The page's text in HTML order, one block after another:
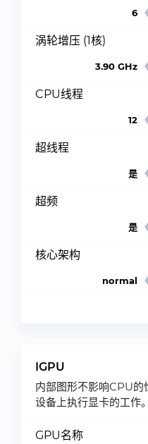
6
涡轮增压 (1核)
3.90 GHz
CPU线程
12
超线程
是
超频
是
核心架构
normal
IGPU
内部图形不影响CPU的
设备上执行显卡的工作。
GPU名称